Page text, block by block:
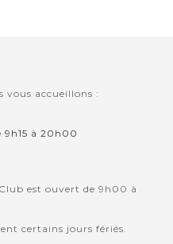
vous accueillons :
9h15 à 20h00
est ouvert de 9h00 à
certains jours fériés.